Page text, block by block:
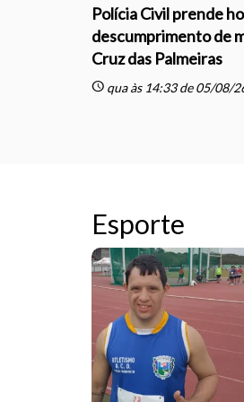
Polícia Civil prende
descumprimento de
Cruz das Palmeiras
schedule qua às 14:33 de 05/08/
Esporte